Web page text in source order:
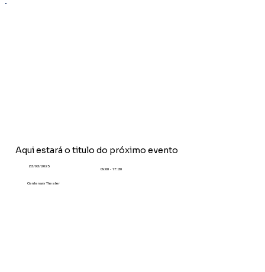
Aqui estará o titulo do próximo evento
23/03/2025
09:00 - 17:30
Centenary Theater